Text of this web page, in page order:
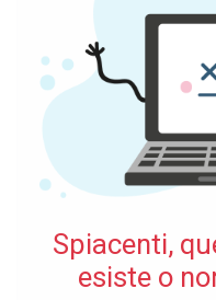
Spiacenti,
esiste o